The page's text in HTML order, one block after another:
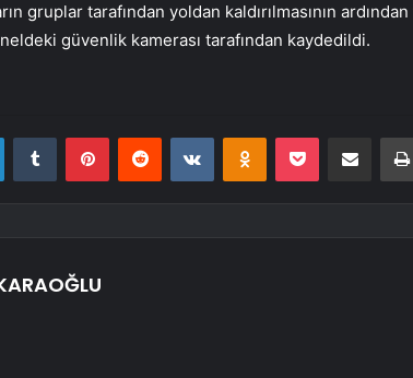
gruplar tarafından yoldan kaldırılmasının
güvenlik kamerası tarafından kaydedildi.
LinkedInTumblr PinterestReddit VKontakteOdnoklassniki
Pocket E-Posta ile paylaş